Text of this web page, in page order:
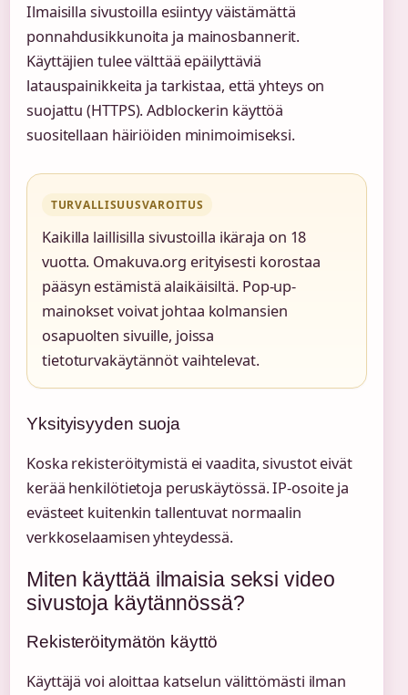
Ilmaisilla sivustoilla esiintyy väistämättä
ponnahdusikkunoita ja mainosbannerit.
Käyttäjien tulee välttää epäilyttäviä
latauspainikkeita ja tarkistaa, että yhteys on
suojattu (HTTPS). Adblockerin käyttöä
suositellaan häiriöiden minimoimiseksi.
TURVALLISUUSVAROITUS
Kaikilla laillisilla sivustoilla ikäraja on 18
vuotta. Omakuva.org erityisesti korostaa
pääsyn estämistä alaikäisiltä. Pop-up-
mainokset voivat johtaa kolmansien
osapuolten sivuille, joissa
tietoturvakäytännöt vaihtelevat.
Yksityisyyden suoja
Koska rekisteröitymistä ei vaadita, sivustot eivät
kerää henkilötietoja peruskäytössä. IP-osoite ja
evästeet kuitenkin tallentuvat normaalin
verkkoselaamisen yhteydessä.
Miten käyttää ilmaisia seksi video
sivustoja käytännössä?
Rekisteröitymätön käyttö
Käyttäjä voi aloittaa katselun välittömästi ilman